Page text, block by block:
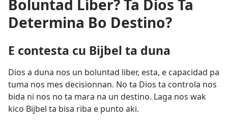
Boluntad Liber? Ta Dios Ta
Determina Bo Destino?
E contesta cu Bijbel ta duna
Dios a duna nos un boluntad liber, esta, e capacidad pa
tuma nos mes decisionnan. No ta Dios ta controla nos
bida ni nos no ta mara na un destino. Laga nos wak
kico Bijbel ta bisa riba e punto aki.